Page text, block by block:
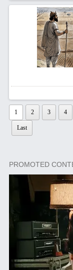
1 2 3 4
Last